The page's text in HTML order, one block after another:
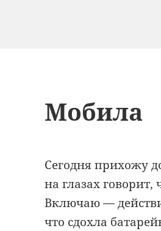
Мобила
Сегодня прихожу
на глазах говорит,
Включаю —
что сдохла